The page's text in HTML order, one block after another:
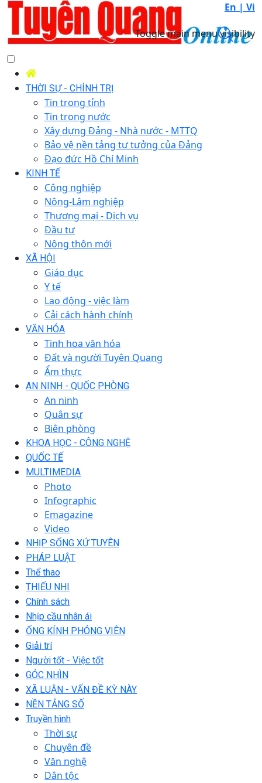
En | Vi
Toggle main menu visibility
THỜI SỰ - CHÍNH TRỊ
Tin trong tỉnh
Tin trong nước
Xây dựng Đảng - Nhà nước - MTTQ
Bảo vệ nền tảng tư tưởng của Đảng
Đạo đức Hồ Chí Minh
KINH TẾ
Công nghiệp
Nông-Lâm nghiệp
Thương mại - Dịch vụ
Đầu tư
Nông thôn mới
XÃ HỘI
Giáo dục
Y tế
Lao động - việc làm
Cải cách hành chính
VĂN HÓA
Tinh hoa văn hóa
Đất và người Tuyên Quang
Ẩm thực
AN NINH - QUỐC PHÒNG
An ninh
Quân sự
Biên phòng
KHOA HỌC - CÔNG NGHỆ
QUỐC TẾ
MULTIMEDIA
Photo
Infographic
Emagazine
Video
NHỊP SỐNG XỨ TUYÊN
PHÁP LUẬT
Thể thao
THIẾU NHI
Chính sách
Nhịp cầu nhân ái
ỐNG KÍNH PHÓNG VIÊN
Giải trí
Người tốt - Việc tốt
GÓC NHÌN
XÃ LUẬN - VẤN ĐỀ KỲ NÀY
NỀN TẢNG SỐ
Truyền hình
Thời sự
Chuyên đề
Văn nghệ
Dân tộc